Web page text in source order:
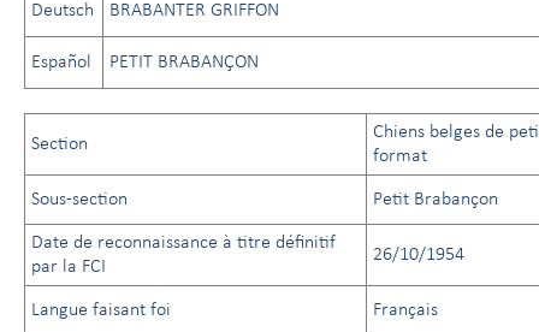
Deutsch BRABANTER GRIFFON
Español PETIT BRABANÇON
Section
Chiens belges de
format
Sous-section Petit Brabançon
Date de reconnaissance à titre définitif
par la FCI
26/10/1954
Langue faisant foi Français